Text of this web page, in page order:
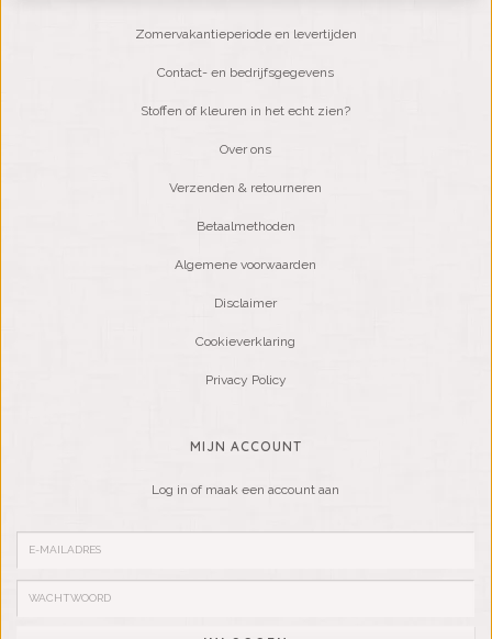
Zomervakantieperiode en levertijden
Contact- en bedrijfsgegevens
Stoffen of kleuren in het echt zien?
Over ons
Verzenden & retourneren
Betaalmethoden
Algemene voorwaarden
Disclaimer
Cookieverklaring
Privacy Policy
MIJN ACCOUNT
Log in of maak een account aan